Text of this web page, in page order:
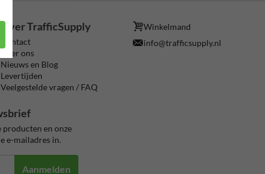
Over TrafficSupply
Contact
Over ons
Nieuws en Blog
Levertijden
Veelgestelde vragen / FAQ
Winkelmand
info@trafficsupply.nl
producten en onze
e-mailadres in.
Aanmelden